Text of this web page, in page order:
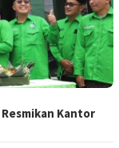
Kantor